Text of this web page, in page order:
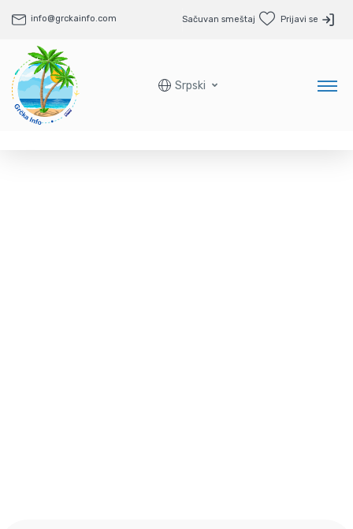
info@grckainfo.com Sačuvan smeštaj Prijavi se
Srpski